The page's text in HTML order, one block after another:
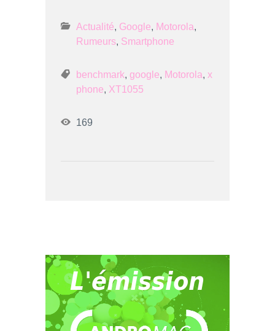
Actualité, Google, Motorola,
Rumeurs, Smartphone
benchmark, google, Motorola, x
phone, XT1055
169